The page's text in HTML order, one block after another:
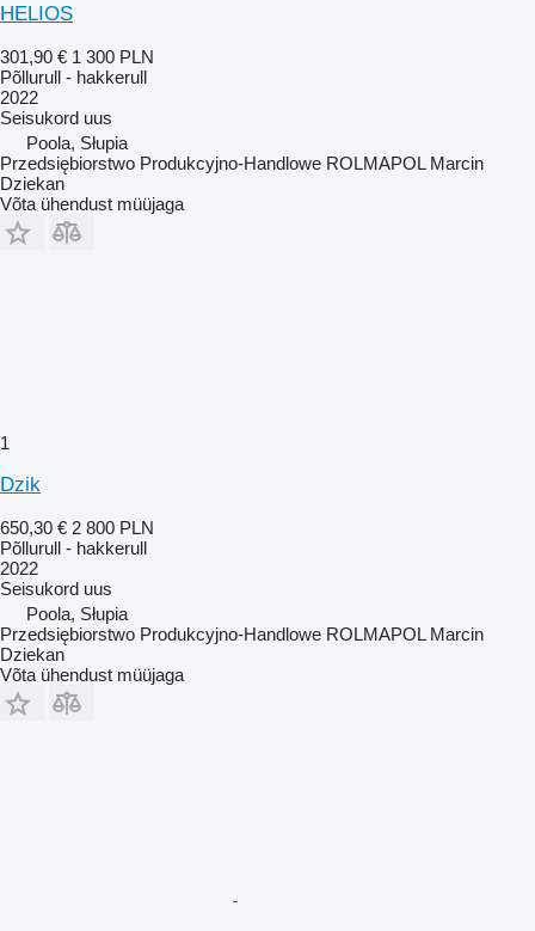
HELIOS
301,90 € 1 300 PLN
Põllurull - hakkerull
2022
Seisukord uus
Poola, Słupia
Przedsiębiorstwo Produkcyjno-Handlowe ROLMAPOL Marcin
Dziekan
Võta ühendust müüjaga
1
Dzik
650,30 € 2 800 PLN
Põllurull - hakkerull
2022
Seisukord uus
Poola, Słupia
Przedsiębiorstwo Produkcyjno-Handlowe ROLMAPOL Marcin
Dziekan
Võta ühendust müüjaga